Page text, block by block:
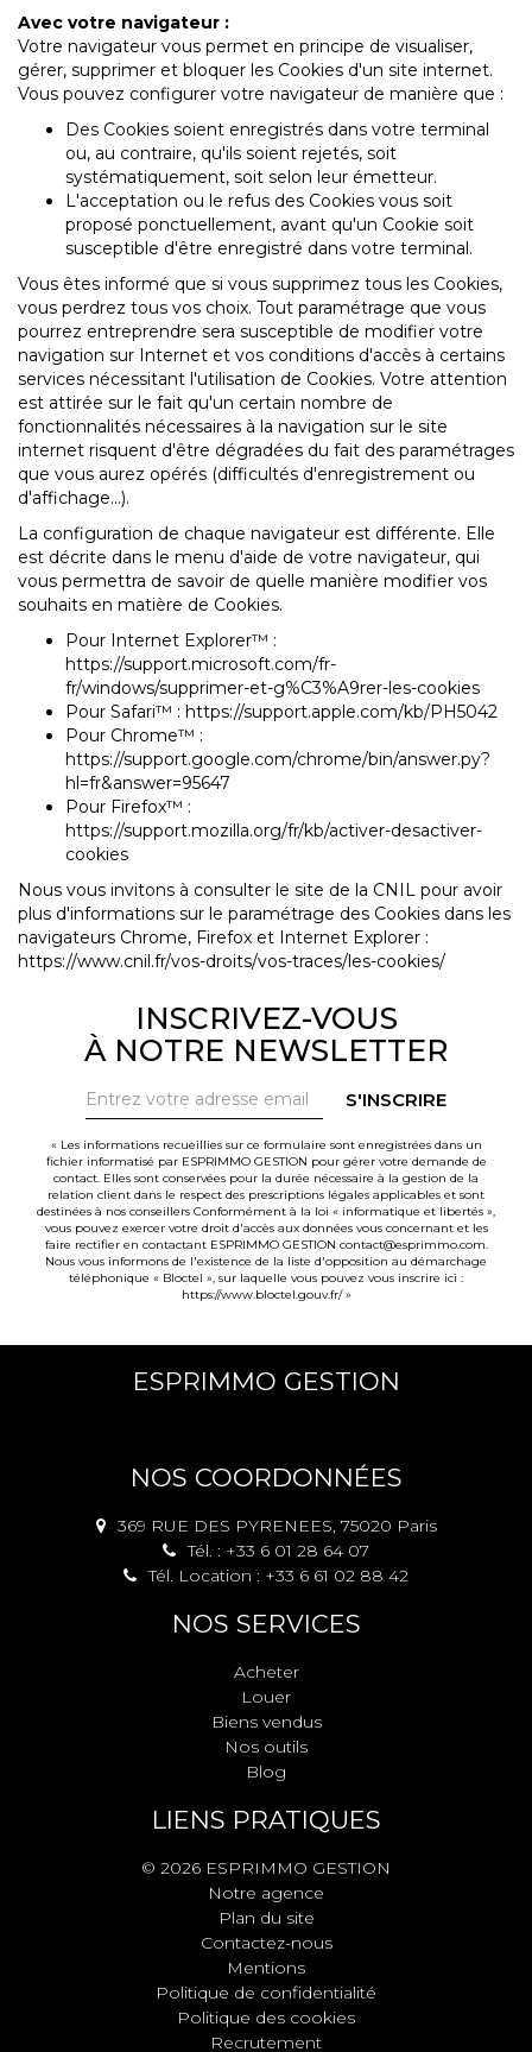
Avec votre navigateur :
Votre navigateur vous permet en principe de visualiser,
gérer, supprimer et bloquer les Cookies d'un site internet.
Vous pouvez configurer votre navigateur de manière que :
Des Cookies soient enregistrés dans votre terminal
ou, au contraire, qu'ils soient rejetés, soit
systématiquement, soit selon leur émetteur.
L'acceptation ou le refus des Cookies vous soit
proposé ponctuellement, avant qu'un Cookie soit
susceptible d'être enregistré dans votre terminal.
Vous êtes informé que si vous supprimez tous les Cookies,
vous perdrez tous vos choix. Tout paramétrage que vous
pourrez entreprendre sera susceptible de modifier votre
navigation sur Internet et vos conditions d'accès à certains
services nécessitant l'utilisation de Cookies. Votre attention
est attirée sur le fait qu'un certain nombre de
fonctionnalités nécessaires à la navigation sur le site
internet risquent d'être dégradées du fait des paramétrages
que vous aurez opérés (difficultés d'enregistrement ou
d'affichage...).
La configuration de chaque navigateur est différente. Elle
est décrite dans le menu d'aide de votre navigateur, qui
vous permettra de savoir de quelle manière modifier vos
souhaits en matière de Cookies.
Pour Internet Explorer™ :
https://support.microsoft.com/fr-
fr/windows/supprimer-et-g%C3%A9rer-les-cookies
Pour Safari™ : https://support.apple.com/kb/PH5042
Pour Chrome™ :
https://support.google.com/chrome/bin/answer.py?
hl=fr&answer=95647
Pour Firefox™ :
https://support.mozilla.org/fr/kb/activer-desactiver-
cookies
Nous vous invitons à consulter le site de la CNIL pour avoir
plus d'informations sur le paramétrage des Cookies dans les
navigateurs Chrome, Firefox et Internet Explorer :
https://www.cnil.fr/vos-droits/vos-traces/les-cookies/
INSCRIVEZ-VOUS
À NOTRE NEWSLETTER
S'INSCRIRE
« Les informations recueillies sur ce formulaire sont enregistrées dans un
fichier informatisé par ESPRIMMO GESTION pour gérer votre demande de
contact. Elles sont conservées pour la durée nécessaire à la gestion de la
relation client dans le respect des prescriptions légales applicables et sont
destinées à nos conseillers Conformément à la loi « informatique et libertés »,
vous pouvez exercer votre droit d'accès aux données vous concernant et les
faire rectifier en contactant ESPRIMMO GESTION contact@esprimmo.com.
Nous vous informons de l'existence de la liste d'opposition au démarchage
téléphonique « Bloctel », sur laquelle vous pouvez vous inscrire ici :
https://www.bloctel.gouv.fr/»
ESPRIMMO GESTION
NOS COORDONNÉES
369 RUE DES PYRENEES, 75020 Paris
Tél. : +33 6 01 28 64 07
Tél. Location : +33 6 61 02 88 42
NOS SERVICES
Acheter
Louer
Biens vendus
Nos outils
Blog
LIENS PRATIQUES
© 2026 ESPRIMMO GESTION
Notre agence
Plan du site
Contactez-nous
Mentions
Politique de confidentialité
Politique des cookies
Recrutement